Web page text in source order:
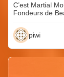
C’est Martial
Fondeurs de
piwi